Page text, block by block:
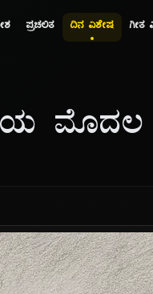
ಪ್ರಚಲಿತ ದಿನ ವಿಶೇಷ ಗೀತ